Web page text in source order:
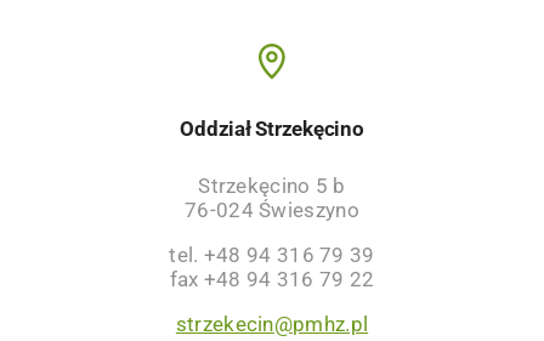
Oddział Strzekęcino
Strzekęcino 5 b
76-024 Świeszyno
tel. +48 94 316 79 39
fax +48 94 316 79 22
strzekecin@pmhz.pl